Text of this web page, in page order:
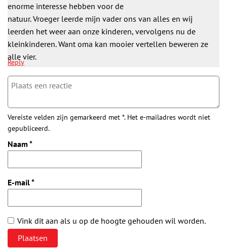
enorme interesse hebben voor de
natuur. Vroeger leerde mijn vader ons van alles en wij
leerden het weer aan onze kinderen, vervolgens nu de
kleinkinderen. Want oma kan mooier vertellen beweren ze
alle vier.
Reply
Vereiste velden zijn gemarkeerd met *. Het e-mailadres wordt niet
gepubliceerd.
Naam *
E-mail*
Vink dit aan als u op de hoogte gehouden wil worden.